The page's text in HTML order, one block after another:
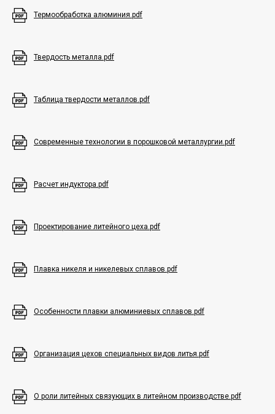
Термообработка алюминия.pdf
Твердость металла.pdf
Таблица твердости металлов.pdf
Современные технологии в порошковой металлургии.pdf
Расчет индуктора.pdf
Проектирование литейного цеха.pdf
Плавка никеля и никелевых сплавов.pdf
Особенности плавки алюминиевых сплавов.pdf
Организация цехов специальных видов литья.pdf
О роли литейных связующих в литейном производстве.pdf